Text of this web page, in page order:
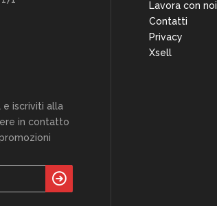
e iscriviti alla
in contatto
Lavora con noi
Contatti
Privacy
Xsell